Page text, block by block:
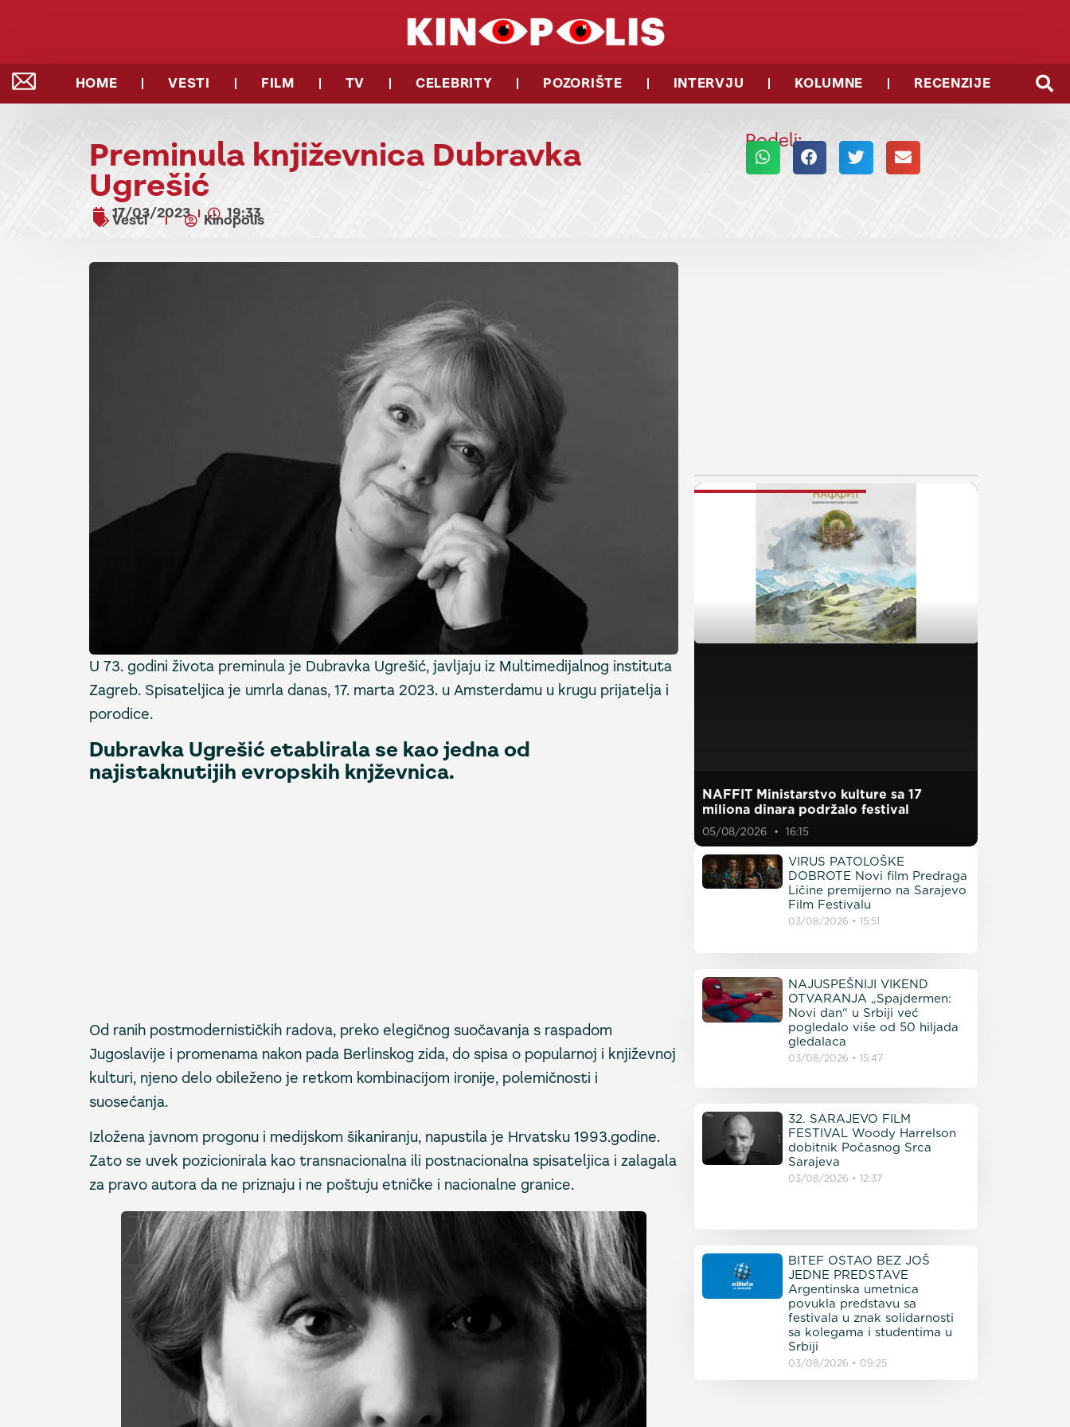
HOME VESTI FILM TV CELEBRITY POZORIŠTE INTERVJU KOLUMNE RECENZIJE
Preminula književnica Dubravka
Ugrešić
17/03/2023 19:33
Vesti Kinopolis
Podeli:
U 73. godini života preminula je Dubravka Ugrešić, javljaju iz Multimedijalnog instituta
Zagreb. Spisateljica je umrla danas, 17. marta 2023. u Amsterdamu u krugu prijatelja i
porodice.
Dubravka Ugrešić etablirala se kao jedna od
najistaknutijih evropskih knjževnica.
Od ranih postmodernističkih radova, preko elegičnog suočavanja s raspadom
Jugoslavije i promenama nakon pada Berlinskog zida, do spisa o popularnoj i književnoj
kulturi, njeno delo obileženo je retkom kombinacijom ironije, polemičnosti i
suosećanja.
Izložena javnom progonu i medijskom šikaniranju, napustila je Hrvatsku 1993.godine.
Zato se uvek pozicionirala kao transnacionalna ili postnacionalna spisateljica i zalagala
za pravo autora da ne priznaju i ne poštuju etničke i nacionalne granice.
NAJNOVIJE VESTI
NAFFIT Ministarstvo kulture sa 17
miliona dinara podržalo festival
05/08/2026 16:15
VIRUS PATOLOŠKE
DOBROTE Novi film Predraga
Ličine premijerno na Sarajevo
Film Festivalu
03/08/2026 15:51
NAJUSPEŠNIJI VIKEND
OTVARANJA „Spajdermen:
Novi dan“ u Srbiji već
pogledalo više od 50 hiljada
gledalaca
03/08/2026 15:47
32. SARAJEVO FILM
FESTIVAL Woody Harrelson
dobitnik Počasnog Srca
Sarajeva
03/08/2026 12:37
BITEF OSTAO BEZ JOŠ
JEDNE PREDSTAVE
Argentinska umetnica
povukla predstavu sa
festivala u znak solidarnosti
sa kolegama i studentima u
Srbiji
03/08/2026 09:25